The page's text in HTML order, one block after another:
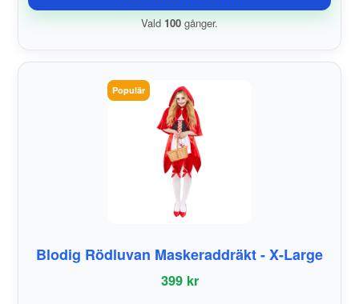
Vald 100 gånger.
Populär
Blodig Rödluvan Maskeraddräkt - X-Large
399 kr